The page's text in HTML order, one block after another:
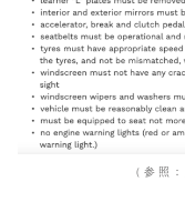
（参照：